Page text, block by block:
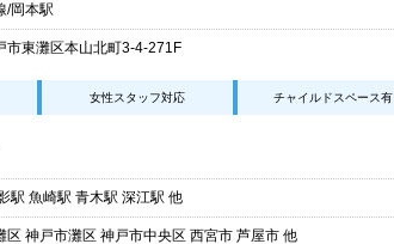
/岡本駅
市東灘区本山北町3-4-271F
女性スタッフ対応 チャイルドスペース有
駅 魚崎駅 青木駅 深江駅 他
区 神戸市灘区 神戸市中央区 西宮市 芦屋市 他